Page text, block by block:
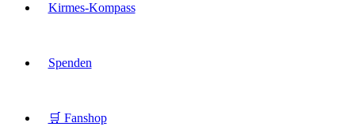
Kirmes-Kompass
Spenden
🛒 Fanshop